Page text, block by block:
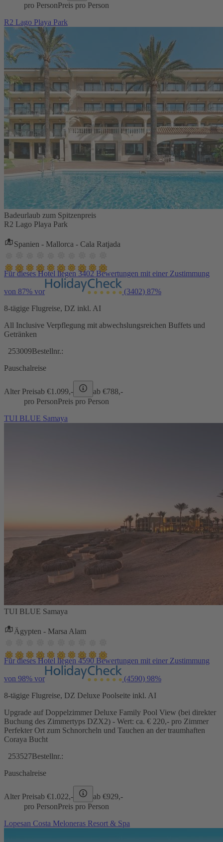
pro PersonPreis pro Person
R2 Lago Playa Park
Badeurlaub zum Spitzenpreis
R2 Lago Playa Park
Spanien - Mallorca - Cala Ratjada
Für dieses Hotel liegen 3402 Bewertungen mit einer Zustimmung
von 87% vor (3402) 87%
8-tägige Flugreise, DZ inkl. AI
All Inclusive Verpflegung mit abwechslungsreichen Buffets und
Getränken
253009Bestellnr.:
Pauschalreise
Alter Preisab €1.099,- ab €788,-
pro PersonPreis pro Person
TUI BLUE Samaya
TUI BLUE Samaya
Ägypten - Marsa Alam
Für dieses Hotel liegen 4590 Bewertungen mit einer Zustimmung
von 98% vor (4590) 98%
8-tägige Flugreise, DZ Deluxe Poolseite inkl. AI
Upgrade auf Doppelzimmer Deluxe Family Pool View (bei direkter
Buchung des Zimmertyps DZX2) - Wert: ca. € 220,- pro Zimmer
Perfekter Ort zum Schnorcheln und Tauchen an der traumhaften
Coraya Bucht
253527Bestellnr.:
Pauschalreise
Alter Preisab €1.022,- ab €929,-
pro PersonPreis pro Person
Lopesan Costa Meloneras Resort & Spa